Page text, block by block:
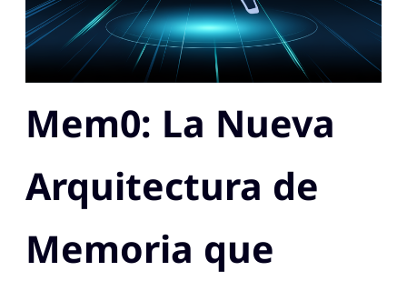
Mem0: La Nueva
Arquitectura de
Memoria que